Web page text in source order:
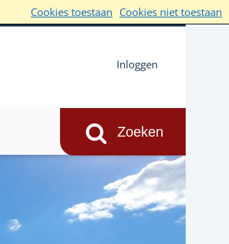
Cookies toestaan Cookies niet toestaan
Inloggen